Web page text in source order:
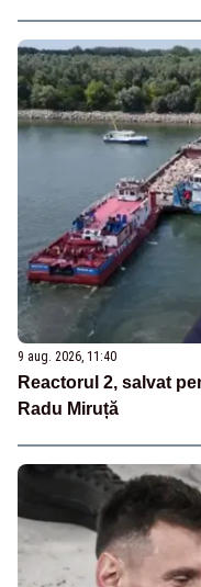
9 aug. 2026, 11:40
Reactorul 2, salvat
Radu Miruță